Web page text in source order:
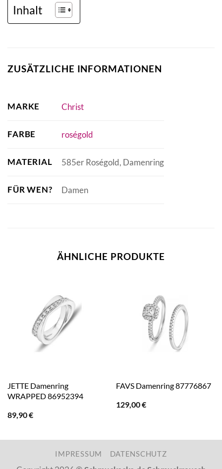
Inhalt
ZUSÄTZLICHE INFORMATIONEN
MARKE Christ
FARBE roségold
MATERIAL 585er Roségold, Damenring
FÜR WEN? Damen
ÄHNLICHE PRODUKTE
JETTE Damenring
WRAPPED 86952394
89,90€
FAVS Damenring 87776867
129,00€
IMPRESSUM DATENSCHUTZ